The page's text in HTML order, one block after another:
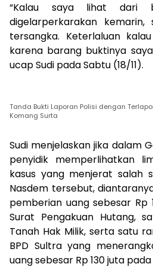
“Kalau saya lihat dari
digelarperkarakan
tersangka. Keterlaluan
karena barang buktinya
ucap Sudi pada Sabtu (18/11).
Tanda Bukti Laporan Polisi dengan
Komang Surta
Sudi menjelaskan jika dalam
penyidik memperlihatkan
kasus yang menjerat salah
Nasdem tersebut,
pemberian uang sebesar Rp
Surat Pengakuan Hutang,
Tanah Hak Milik, serta satu
BPD Sultra yang
uang sebesar Rp 130 juta